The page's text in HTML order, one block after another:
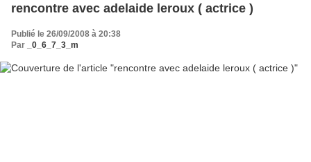
rencontre avec adelaide leroux ( actrice )
Publié le 26/09/2008 à 20:38
Par
_0_6_7_3_m